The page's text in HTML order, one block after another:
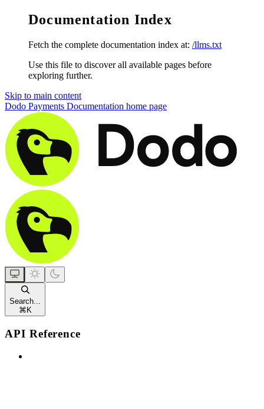
Documentation Index
Fetch the complete documentation index at: /llms.txt
Use this file to discover all available pages before
exploring further.
Skip to main content
Dodo Payments Documentation home page
Search...
⌘ K
API Reference